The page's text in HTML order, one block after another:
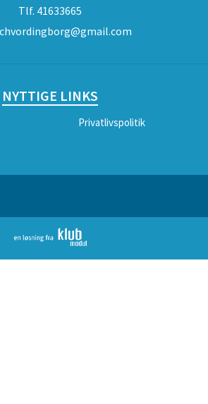
Tlf. 41633665
NYTTIGE LINKS
Privatlivspolitik